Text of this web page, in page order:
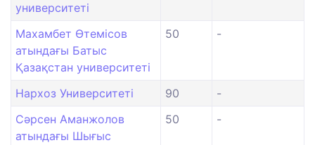
университеті
Махамбет Өтемісов
атындағы Батыс
Қазақстан университеті
50 -
Нархоз Университеті 90
-
Сәрсен Аманжолов
атындағы Шығыс
50 -